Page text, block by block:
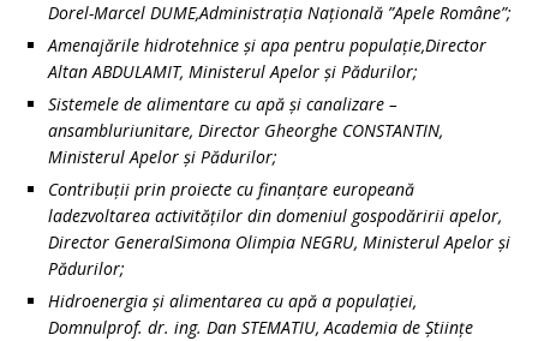
Dorel-Marcel DUME,Administrația Națională ”Apele Române”;
Amenajările hidrotehnice şi apa pentru populaţie,Director
Altan ABDULAMIT, Ministerul Apelor și Pădurilor;
Sistemele de alimentare cu apă şi canalizare –
ansambluriunitare, Director Gheorghe CONSTANTIN,
Ministerul Apelor și Pădurilor;
Contribuții prin proiecte cu finanțare europeană
ladezvoltarea activităților din domeniul gospodăririi apelor,
Director GeneralSimona Olimpia NEGRU, Ministerul Apelor și
Pădurilor;
Hidroenergia și alimentarea cu apă a populației,
Domnulprof. dr. ing. Dan STEMATIU, Academia de Ştiinţe